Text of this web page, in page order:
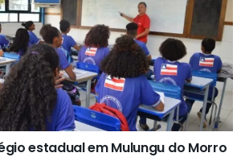
estadual em Mulungu do Morro